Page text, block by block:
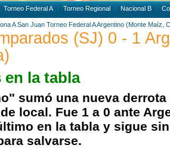
Torneo Federal A Torneo Regional Nacional B
A San Juan Torneo Federal AArgentino (Monte Maíz,
(SJ) 0 - 1
la tabla
sumó una nueva derrota
local. Fue 1 a 0 ante
en la tabla y sigue
salvarse.